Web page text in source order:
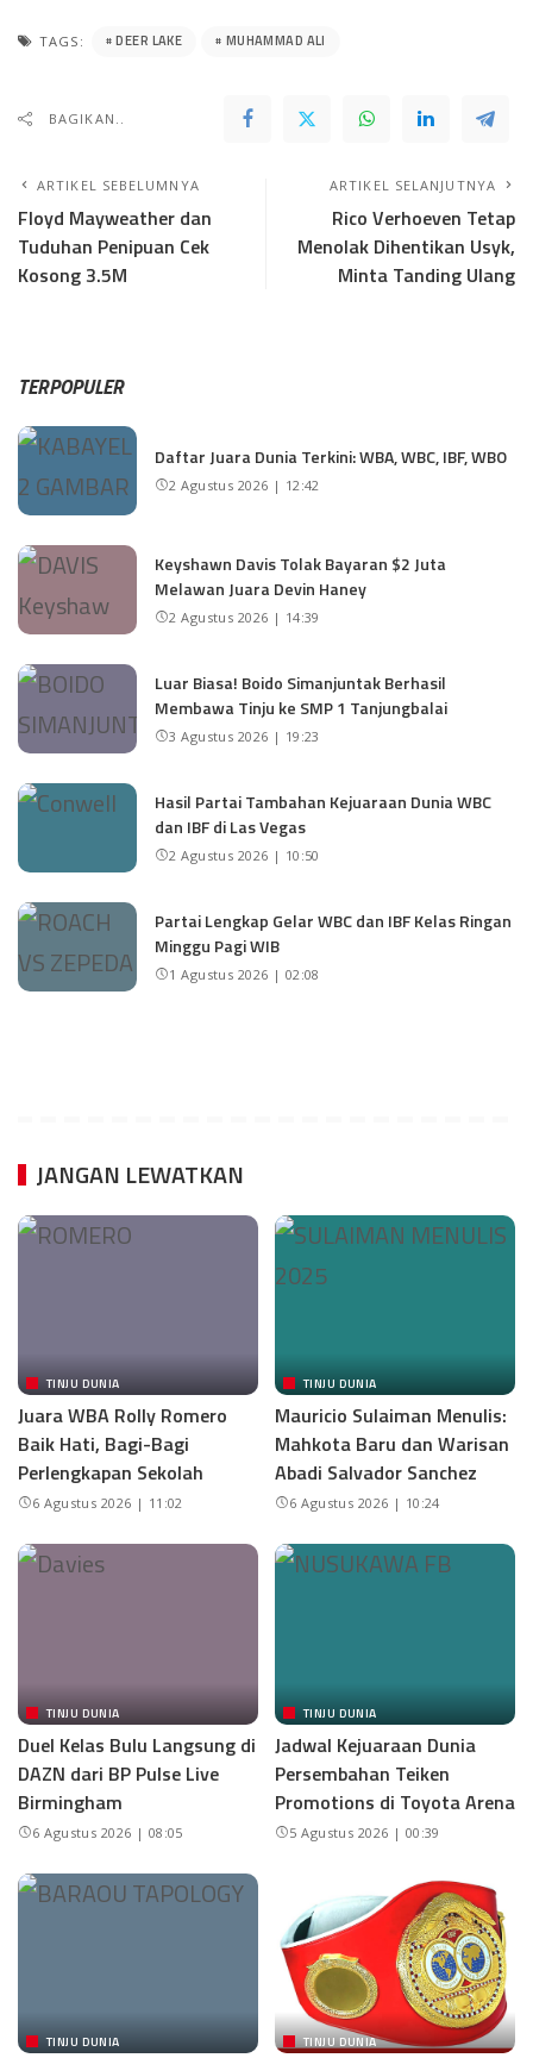
TAGS: DEER LAKE MUHAMMAD ALI
BAGIKAN..
ARTIKEL SEBELUMNYA
Floyd Mayweather dan
Tuduhan Penipuan Cek
Kosong 3.5M
ARTIKEL SELANJUTNYA
Rico Verhoeven Tetap
Menolak Dihentikan Usyk,
Minta Tanding Ulang
TERPOPULER
Daftar Juara Dunia Terkini: WBA, WBC, IBF, WBO
2 Agustus 2026 | 12:42
Keyshawn Davis Tolak Bayaran $2 Juta
Melawan Juara Devin Haney
2 Agustus 2026 | 14:39
Luar Biasa! Boido Simanjuntak Berhasil
Membawa Tinju ke SMP 1 Tanjungbalai
3 Agustus 2026 | 19:23
Hasil Partai Tambahan Kejuaraan Dunia WBC
dan IBF di Las Vegas
2 Agustus 2026 | 10:50
Partai Lengkap Gelar WBC dan IBF Kelas Ringan
Minggu Pagi WIB
1 Agustus 2026 | 02:08
JANGAN LEWATKAN
TINJU DUNIA
Juara WBA Rolly Romero
Baik Hati, Bagi-Bagi
Perlengkapan Sekolah
6 Agustus 2026 | 11:02
TINJU DUNIA
Mauricio Sulaiman Menulis:
Mahkota Baru dan Warisan
Abadi Salvador Sanchez
6 Agustus 2026 | 10:24
TINJU DUNIA
Duel Kelas Bulu Langsung di
DAZN dari BP Pulse Live
Birmingham
6 Agustus 2026 | 08:05
TINJU DUNIA
Jadwal Kejuaraan Dunia
Persembahan Teiken
Promotions di Toyota Arena
5 Agustus 2026 | 00:39
TINJU DUNIA TINJU DUNIA